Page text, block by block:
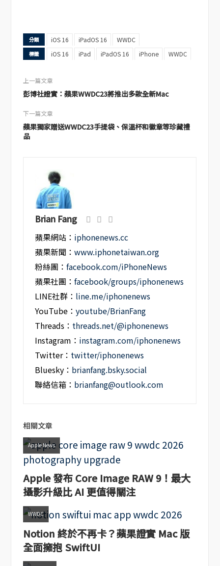
分類 iOS 16 iPadOS 16 WWDC
標籤 iOS 16 iPad iPadOS 16 iPhone WWDC
上一篇文章
彭博社證實：蘋果WWDC23將推出多款全新Mac
下一篇文章
蘋果獨家贈送WWDC23手提袋、保溫杯和徽章等珍藏禮
品
Brian Fang
蘋果網站： iphonenews.cc
蘋果新聞：www.iphonetaiwan.org
粉絲團：facebook.com/iPhoneNews
蘋果社團：facebook/groups/iphonenews
LINE社群： line.me/iphonenews
YouTube：youtube/BrianFang
Threads： threads.net/@iphonenews
Instagram： instagram.com/iphonenews
Twitter： twitter/iphonenews
Bluesky： brianfang.bsky.social
聯絡信箱： brianfang@outlook.com
相關文章
Apple News
Apple 發布 Core Image RAW 9！最大
攝影升級比 AI 更值得關注
WWDC
Notion 終於不再卡？蘋果證實 Mac 版
全面擁抱 SwiftUI